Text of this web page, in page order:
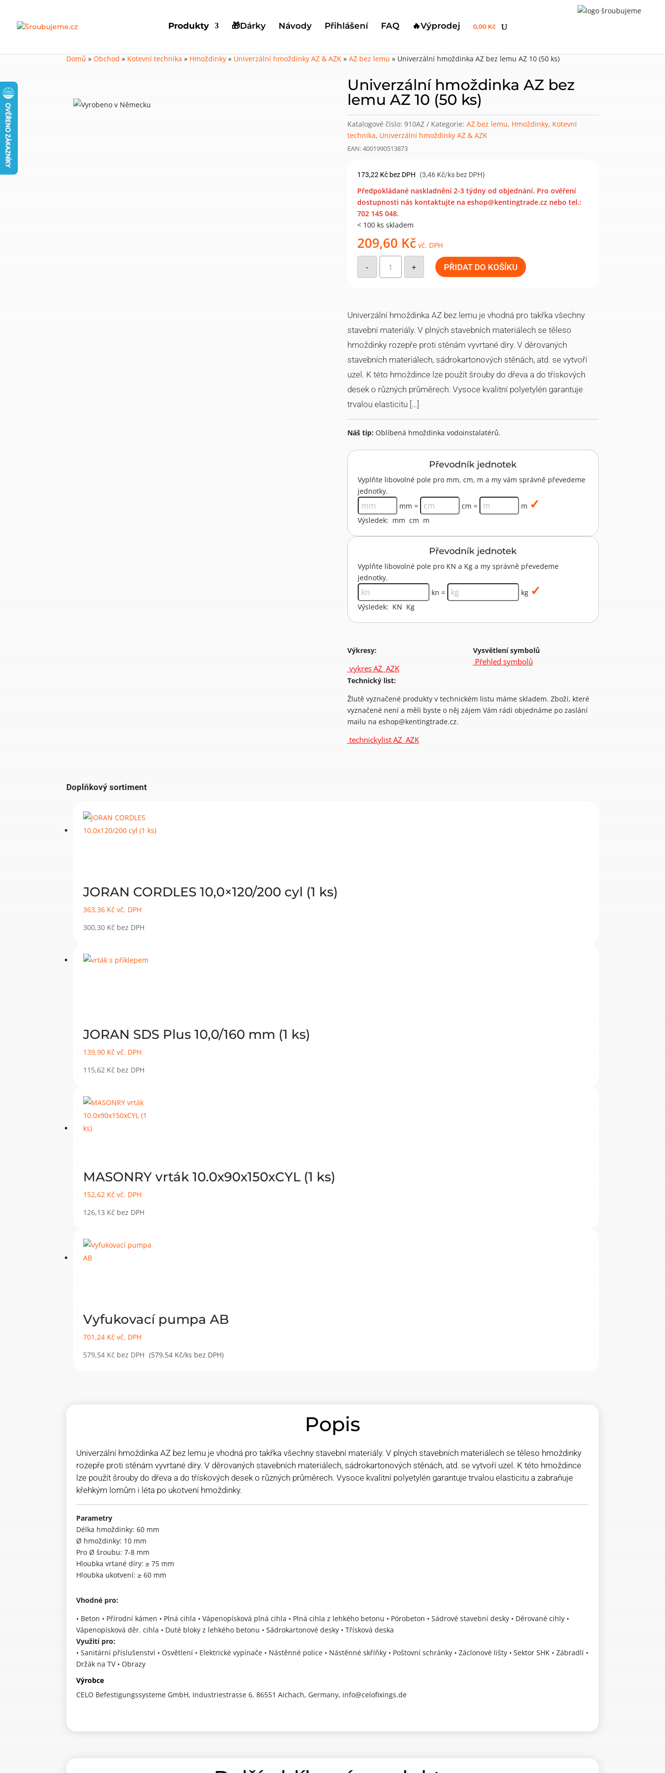
Produkty 🎁Dárky Návody Přihlášení FAQ 🔥Výprodej 0,00 Kč
Domů »Obchod » Kotevní technika » Hmoždinky » Univerzální hmoždinky AZ & AZK »AZ bez lemu » Univerzální hmoždinka AZ bez lemu AZ 10 (50 ks)
Univerzální hmoždinka AZ bez
lemu AZ 10 (50 ks)
Katalogové číslo: 910AZ Kategorie: AZ bez lemu, Hmoždinky, Kotevní
technika, Univerzální hmoždinky AZ & AZK
EAN: 4001990513873
173,22 Kč bez DPH (3,46 Kč/ks bez DPH)
Předpokládané naskladnění 2-3 týdny od objednání. Pro ověření
dostupnosti nás kontaktujte na eshop@kentingtrade.cz nebo tel.:
702 145 048.
< 100 ks skladem
209,60 Kč vč. DPH
-
Univerzální
hmoždinka
bez
ks)
množství
+ PŘIDAT DO KOŠÍKU
Univerzální hmoždinka AZ bez lemu je vhodná pro takřka všechny
stavební materiály. V plných stavebních materiálech se těleso
hmoždinky rozepře proti stěnám vyvrtané díry. V děrovaných
stavebních materiálech, sádrokartonových stěnách, atd. se vytvoří
uzel. K této hmoždince lze použít šrouby do dřeva a do třískových
desek o různých průměrech. Vysoce kvalitní polyetylén garantuje
trvalou elasticitu […]
Náš tip:Oblíbená hmoždinka vodoinstalatérů.
Převodník jednotek
Vyplňte libovolné pole pro mm, cm, m a my vám správně převedeme
jednotky.
mm =
cm =
m
Výsledek: mm cm m
Převodník jednotek
Vyplňte libovolné pole pro KN a Kg a my správně převedeme
jednotky.
kn =
kg
Výsledek: KN Kg
Vysvětlení symbolů
Přehled symbolů
Výkresy:
vykres AZ_AZK
Technický list:
Žlutě vyznačené produkty v technickém listu máme skladem. Zboží, které
vyznačené není a měli byste o něj zájem Vám rádi objednáme po zaslání
mailu na eshop@kentingtrade.cz.
technickylist AZ_AZK
Doplňkový sortiment
JORAN CORDLES 10,0×120/200 cyl (1 ks)
363,36 Kč vč. DPH
300,30 Kč bez DPH
JORAN SDS Plus 10,0/160 mm (1 ks)
139,90 Kč vč. DPH
115,62 Kč bez DPH
MASONRY vrták 10.0x90x150xCYL (1 ks)
152,62 Kč vč. DPH
126,13 Kč bez DPH
Vyfukovací pumpa AB
701,24 Kč vč. DPH
579,54 Kč bez DPH (579,54 Kč/ks bez DPH)
Popis
Univerzální hmoždinka AZ bez lemu je vhodná pro takřka všechny stavební materiály. V plných stavebních materiálech se těleso hmoždinky
rozepře proti stěnám vyvrtané díry. V děrovaných stavebních materiálech, sádrokartonových stěnách, atd. se vytvoří uzel. K této hmoždince
lze použít šrouby do dřeva a do třískových desek o různých průměrech. Vysoce kvalitní polyetylén garantuje trvalou elasticitu a zabraňuje
křehkým lomům i léta po ukotvení hmoždinky.
Parametry
Délka hmoždinky: 60 mm
Ø hmoždinky: 10 mm
Pro Ø šroubu: 7-8 mm
Hloubka vrtané díry: ≥ 75 mm
Hloubka ukotvení: ≥ 60 mm
Vhodné pro:
• Beton • Přírodní kámen • Plná cihla • Vápenopísková plná cihla • Plná cihla z lehkého betonu • Pórobeton • Sádrové stavební desky • Děrované cihly •
Vápenopísková děr. cihla • Duté bloky z lehkého betonu • Sádrokartonové desky • Třísková deska
Využití pro:
• Sanitární příslušenství • Osvětlení • Elektrické vypínače • Nástěnné police • Nástěnné skříňky • Poštovní schránky • Záclonové lišty • Sektor SHK • Zábradlí •
Držák na TV • Obrazy
Výrobce
CELO Befestigungssysteme GmbH, Industriestrasse 6, 86551 Aichach, Germany, info@celofixings.de